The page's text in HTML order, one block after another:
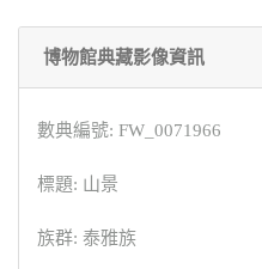
博物館典藏影像資訊
數典編號: FW_0071966
標題: 山景
族群: 泰雅族